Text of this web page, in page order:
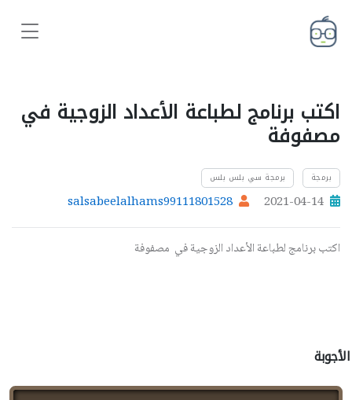
اكتب برنامج لطباعة الأعداد الزوجية في
مصفوفة
برمجة برمجة سي بلس بلس
2021-04-14
salsabeelalhams99111801528
اكتب برنامج لطباعة الأعداد الزوجية في مصفوفة
الأجوبة